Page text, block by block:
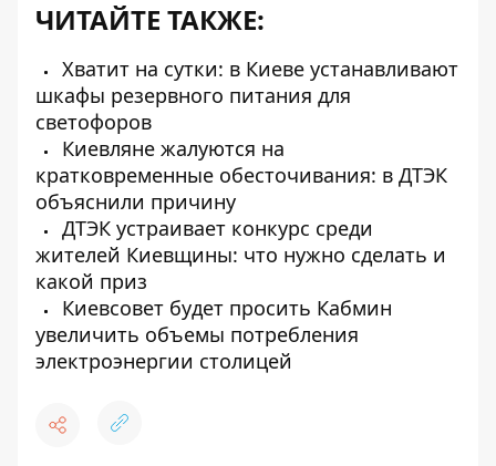
ЧИТАЙТЕ ТАКЖЕ:
Хватит на сутки: в Киеве устанавливают
шкафы резервного питания для
светофоров
Киевляне жалуются на
кратковременные обесточивания: в ДТЭК
объяснили причину
ДТЭК устраивает конкурс среди
жителей Киевщины: что нужно сделать и
какой приз
Киевсовет будет просить Кабмин
увеличить объемы потребления
электроэнергии столицей